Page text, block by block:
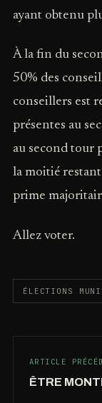
ayant obtenu
À la fin du
50% des
conseillers est
présentes au
au second tour
la moitié
prime
Allez voter.
ÉLECTIONS
ARTICLE
ÊTRE